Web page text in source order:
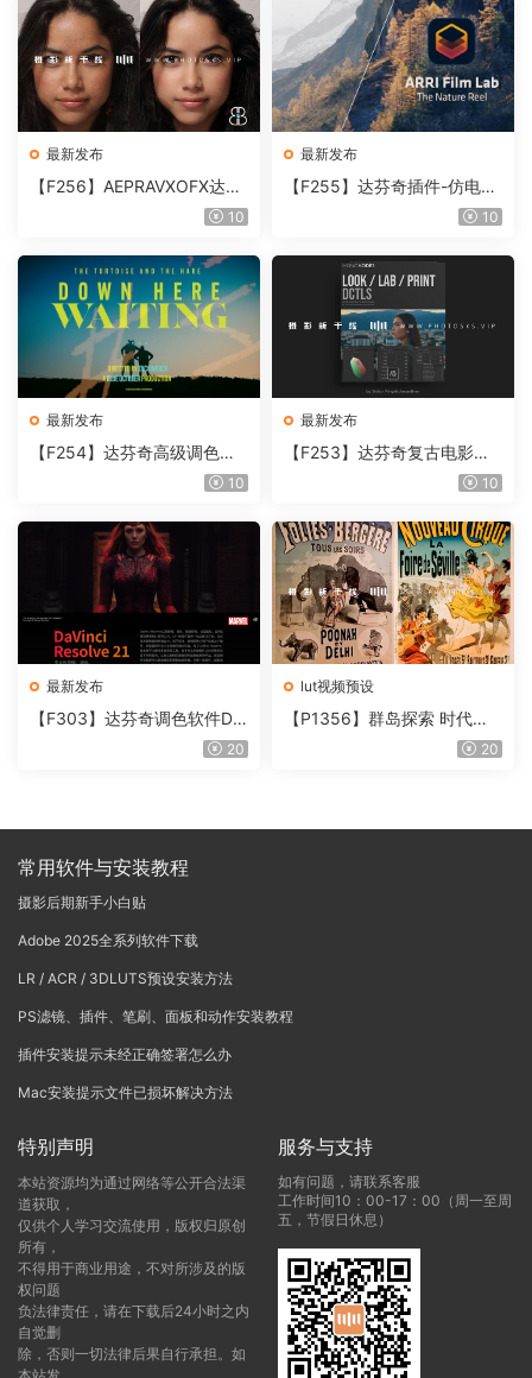
最新发布
【F256】AEPRAVXOFX达芬
奇视频人像磨皮润肤美颜插件
10
最新发布
【F255】达芬奇插件-仿电影
胶片视频调色插件 ARRI Film
10
最新发布
【F254】达芬奇高级调色插
件 Contour V2.2.2 WinMac10
最新发布
【F253】达芬奇复古电影胶
片质感DCTL节点调色预设 M
T V4.0
10
最新发布
【F303】达芬奇调色软件Da
Vinci Resolve Studio21.0.320
lut视频预设
【P1356】群岛探索 时代马
戏团 – QUEST 60 调色预设A
20
常用软件与安装教程
摄影后期新手小白贴
Adobe 2025全系列软件下载
LR / ACR / 3DLUTS预设安装方法
PS滤镜、插件、笔刷、面板和动作安装教程
插件安装提示未经正确签署怎么办
Mac安装提示文件已损坏解决方法
特别声明
本站资源均为通过网络等公开合法渠
道获取，
仅供个人学习交流使用，版权归原创
所有，
不得用于商业用途，不对所涉及的版
权问题
负法律责任，请在下载后24小时之内
自觉删
除，否则一切法律后果自行承担。如
服务与支持
如有问题，请联系客服
工作时间10：00-17：00（周一至周
五，节假日休息）